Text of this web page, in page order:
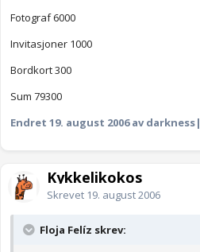
Fotograf 6000
Invitasjoner 1000
Bordkort 300
Sum 79300
Endret 19. august 2006av darkness|
Kykkelikokos
Skrevet 19. august 2006
Floja Felíz skrev: